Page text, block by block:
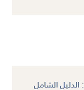
عقارات الزلفي 2026: الدليل الشامل